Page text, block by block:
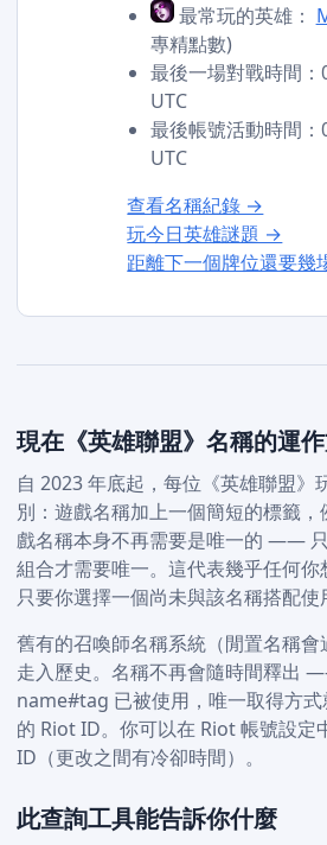
最常玩的英雄：
專精點數)
最後一場對戰時間
UTC
最後帳號活動時間
UTC
查看名稱紀錄 →
玩今日英雄謎題 →
距離下一個牌位還要幾
現在《英雄聯盟》名稱的運
自 2023 年底起，每位《英雄聯盟》
別：遊戲名稱加上一個簡短的標籤
戲名稱本身不再需要是唯一的 ——
組合才需要唯一。這代表幾乎任何你
只要你選擇一個尚未與該名稱搭配使
舊有的召喚師名稱系統（閒置名稱
走入歷史。名稱不再會隨時間釋出
name#tag 已被使用，唯一取得方
的 Riot ID。你可以在 Riot 帳號設定
ID（更改之間有冷卻時間）。
此查詢工具能告訴你什麼